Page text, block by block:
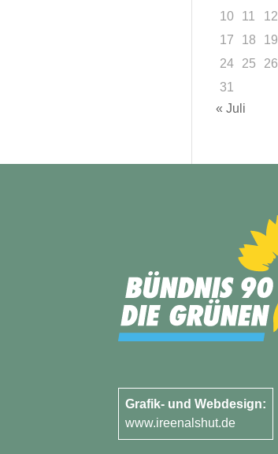
10
11 12
17
18 19
24
25 26
31
« Juli
Grafik- und Webdesign:
www.ireenalshut.de